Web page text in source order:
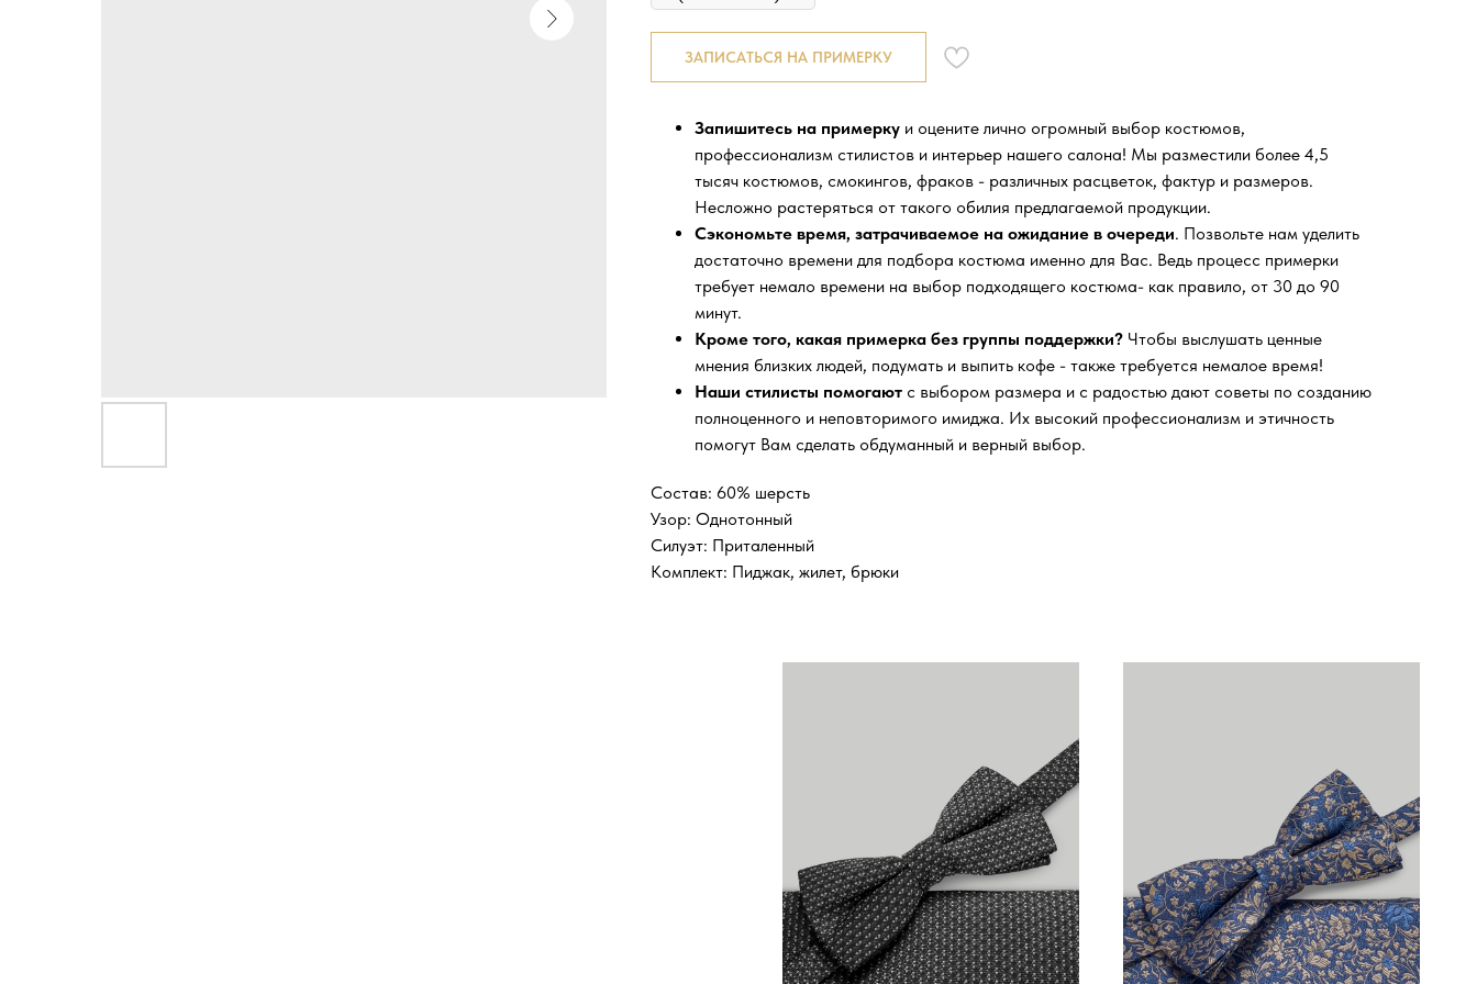
ЗАПИСАТЬСЯ НА ПРИМЕРКУ
Запишитесь на примерку и оцените лично огромный выбор костюмов,
профессионализм стилистов и интерьер нашего салона! Мы разместили более 4,5
тысяч костюмов, смокингов, фраков - различных расцветок, фактур и размеров.
Несложно растеряться от такого обилия предлагаемой продукции.
Сэкономьте время, затрачиваемое на ожидание в очереди. Позвольте нам уделить
достаточно времени для подбора костюма именно для Вас. Ведь процесс примерки
требует немало времени на выбор подходящего костюма- как правило, от 30 до 90
минут.
Кроме того, какая примерка без группы поддержки? Чтобы выслушать ценные
мнения близких людей, подумать и выпить кофе - также требуется немалое время!
Наши стилисты помогают с выбором размера и с радостью дают советы по созданию
полноценного и неповторимого имиджа. Их высокий профессионализм и этичность
помогут Вам сделать обдуманный и верный выбор.
Состав: 60% шерсть
Узор: Однотонный
Силуэт: Приталенный
Комплект: Пиджак, жилет, брюки